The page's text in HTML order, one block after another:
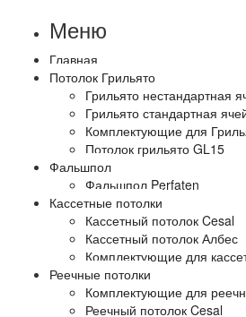
Меню
Главная
Потолок Грильято
Грильято нестандартная
Грильято стандартная
Комплектующие для
Потолок грильято GL15
Фальшпол
Фальшпол Perfaten
Кассетные потолки
Кассетный потолок Cesal
Кассетный потолок Албес
Комплектующие для
Реечные потолки
Комплектующие для
Реечный потолок Cesal